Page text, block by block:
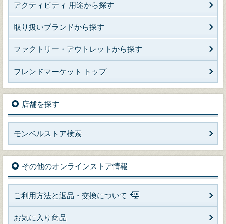
アクティビティ 用途から探す
取り扱いブランドから探す
ファクトリー・アウトレットから探す
フレンドマーケット トップ
店舗を探す
モンベルストア検索
その他のオンラインストア情報
ご利用方法と返品・交換について
お気に入り商品